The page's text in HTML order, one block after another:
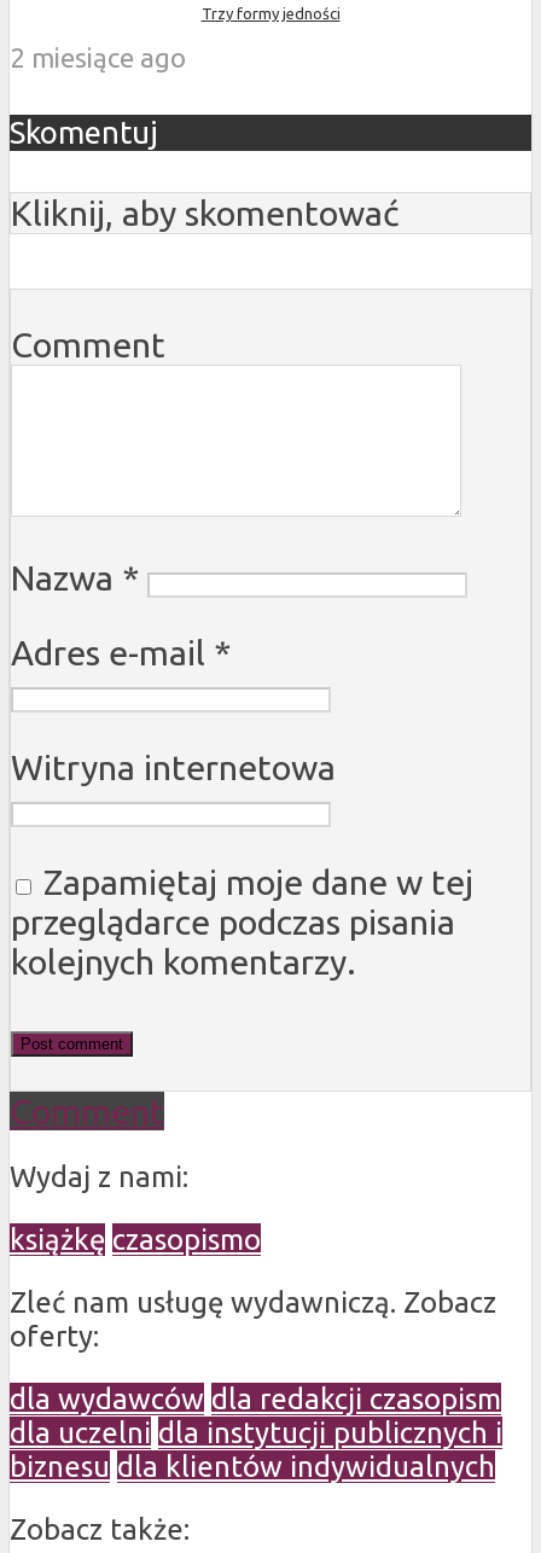
Trzy formy jedności
2 miesiące ago
Skomentuj
Kliknij, aby skomentować
Comment
Nazwa *
Adres e-mail *
Witryna internetowa
Zapamiętaj moje dane w tej
przeglądarce podczas pisania
kolejnych komentarzy.
Comment
Wydaj z nami:
książkę czasopismo
Zleć nam usługę wydawniczą. Zobacz
oferty:
dla wydawców dla redakcji czasopism
dla uczelni dla instytucji publicznych i
biznesu dla klientów indywidualnych
Zobacz także: